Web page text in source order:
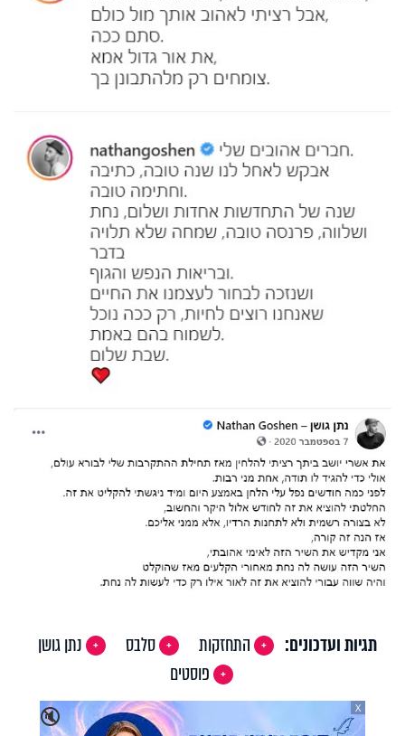
תגיות ועדכונים: התחזקות סלבס
נתן גושן
פוסטים
🔇
X